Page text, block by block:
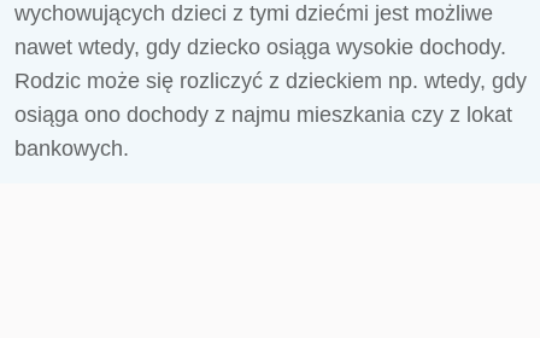
wychowujących dzieci z tymi dziećmi jest możliwe
nawet wtedy, gdy dziecko osiąga wysokie dochody.
Rodzic może się rozliczyć z dzieckiem np. wtedy, gdy
osiąga ono dochody z najmu mieszkania czy z lokat
bankowych.